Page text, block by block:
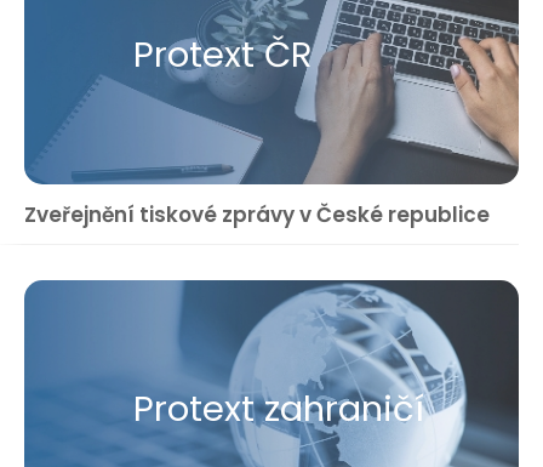
Protext ČR
Zveřejnění tiskové zprávy v České republice
Protext zahraničí